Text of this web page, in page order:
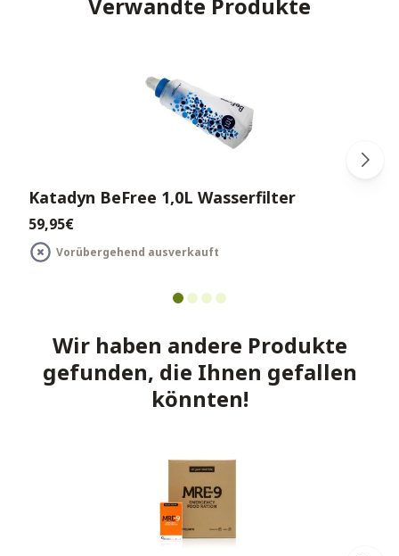
Verwandte Produkte
Katadyn BeFree 1,0L Wasserfilter
59,95€
Vorübergehend ausverkauft
Wir haben andere Produkte
gefunden, die Ihnen gefallen
könnten!